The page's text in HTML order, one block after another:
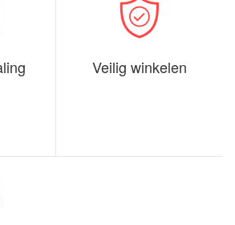
Veilig winkelen